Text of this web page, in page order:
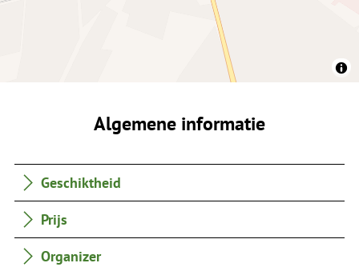
Algemene informatie
Geschiktheid
Prijs
Organizer